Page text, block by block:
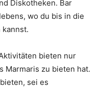
Diskotheken. Bar
wo du bis in die
bieten nur
Marmaris zu bieten hat.
sei es